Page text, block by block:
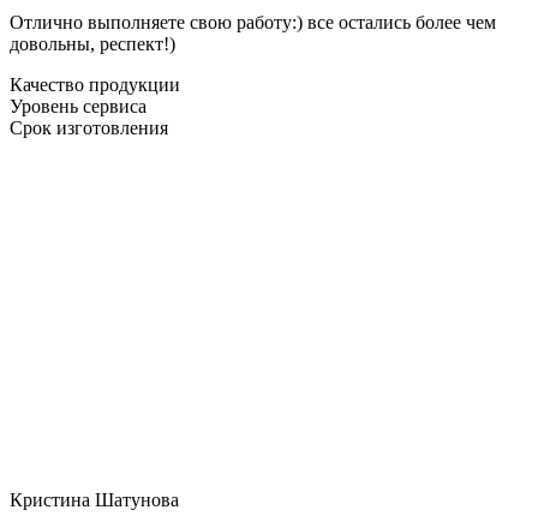
Отлично выполняете свою работу:) все остались более чем
довольны, респект!)
Качество продукции
Уровень сервиса
Срок изготовления
Кристина Шатунова